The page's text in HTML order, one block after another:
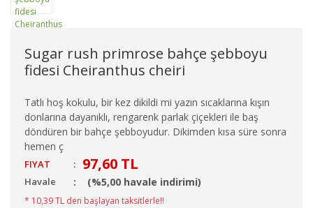
Sugar rush primrose bahçe şebboyu
fidesi Cheiranthus cheiri
Tatlı hoş kokulu, bir kez dikildi mi yazın sıcaklarına kışın
donlarına dayanıklı, rengarenk parlak çiçekleri ile baş
döndüren bir bahçe şebboyudur. Dikimden kısa süre sonra
hemen ç
FIYAT : 97,60 TL
Havale (%5,00 havale indirimi)
* 10,39 TL den başlayan taksitlerle!!